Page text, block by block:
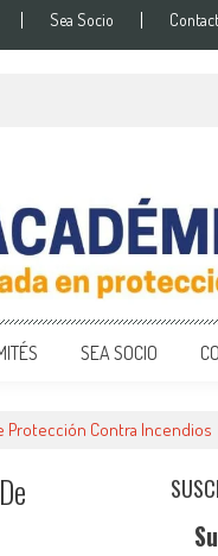
Sea Socio
SEA SOCIO
Protección Contra Incendios